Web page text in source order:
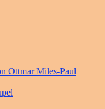
Ottmar Miles-Paul